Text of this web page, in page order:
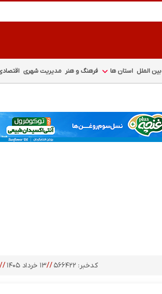
بین الملل استان ها فرهنگ و هنر مدیریت شهری
کدخبر: ۵۶۶۴۲۲ //۱۳ خرداد ۱۴۰۵ //